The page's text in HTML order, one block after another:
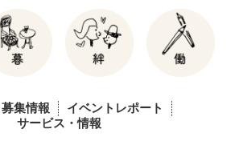
集情報
イベントレポート
サービス・情報